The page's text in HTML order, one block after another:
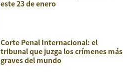
este 23 de enero
Corte Penal Internacional: el
tribunal que juzga los crímenes más
graves del mundo